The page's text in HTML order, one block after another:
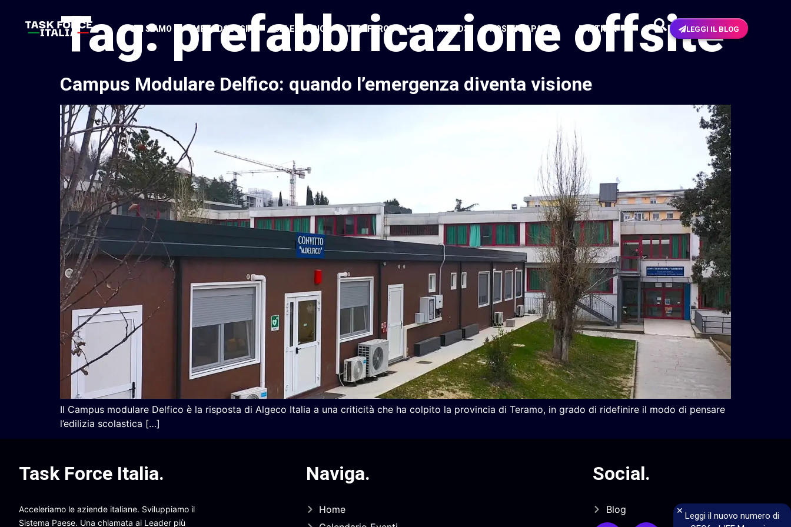
CHI SIAMO METODOLOGIA CALENDARIO TASKFORCE AWARDS POSITION PAPER PARTNER LEGGI IL BLOG
Tag:prefabbricazione offsite
Campus Modulare Delfico: quando l’emergenza diventa visione
Il Campus modulare Delfico è la risposta di Algeco Italia a una criticità che ha colpito la provincia di Teramo, in grado di ridefinire il modo di pensare
l’edilizia scolastica […]
× Leggi il nuovo numero di
Task Force Italia.
Acceleriamo le aziende italiane. Sviluppiamo il
Sistema Paese. Una chiamata ai Leader più
Naviga.
Home
Social.
Blog